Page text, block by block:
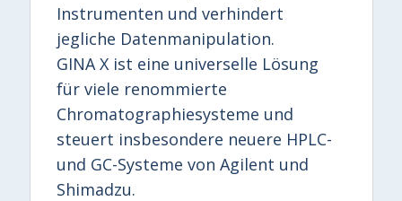
Instrumenten und verhindert
jegliche Datenmanipulation.
GINA X ist eine universelle Lösung
für viele renommierte
Chromatographiesysteme und
steuert insbesondere neuere HPLC-
und GC-Systeme von Agilent und
Shimadzu.